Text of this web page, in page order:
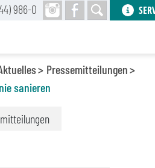
Pressemitteilungen
sanieren
986-0